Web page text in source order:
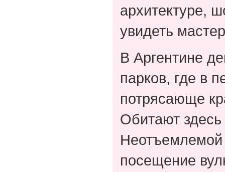
архитектуре,
увидеть
В Аргентине
парков, где в
потрясающе
Обитают
Неотъемлемой
посещение